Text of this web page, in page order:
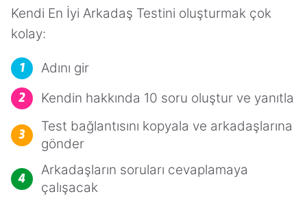
Kendi En İyi Arkadaş Testini oluşturmak çok
kolay:
Adını gir
Kendin hakkında 10 soru oluştur ve yanıtla
Test bağlantısını kopyala ve arkadaşlarına
gönder
Arkadaşların soruları cevaplamaya
çalışacak